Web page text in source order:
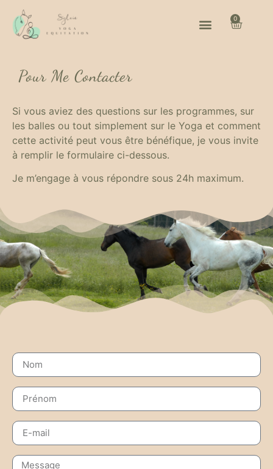
0
Pour Me Contacter
Si vous aviez des questions sur les programmes, sur
les balles ou tout simplement sur le Yoga et comment
cette activité peut vous être bénéfique, je vous invite
à remplir le formulaire ci-dessous.
Je m’engage à vous répondre sous 24h maximum.